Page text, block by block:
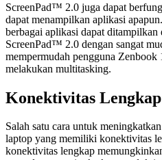
ScreenPad™ 2.0 juga dapat
dapat menampilkan aplikasi
berbagai aplikasi dapat ditampilkan
ScreenPad™ 2.0 dengan sangat
mempermudah pengguna
melakukan multitasking.
Konektivitas Lengkap
Salah satu cara untuk
laptop yang memiliki konektivitas
konektivitas lengkap